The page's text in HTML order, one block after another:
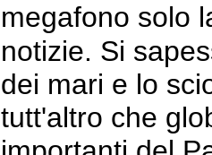
megafono solo
notizie. Si
dei mari e lo
tutt'altro che